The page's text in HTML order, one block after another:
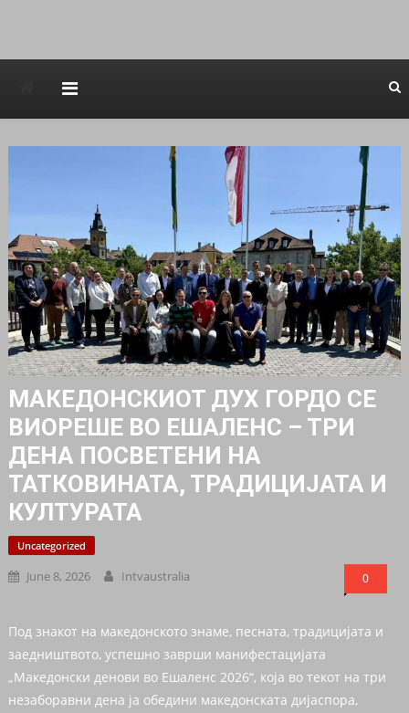
МАКЕДОНСКИОТ ДУХ ГОРДО СЕ
ВИОРЕШЕ ВО ЕШАЛЕНС – ТРИ
ДЕНА ПОСВЕТЕНИ НА
ТАТКОВИНАТА, ТРАДИЦИЈАТА И
КУЛТУРАТА
Uncategorized
June 8, 2026 Intvaustralia 0
Под знакот на македонското знаме, песната, традицијата и
заедништвото, успешно заврши манифестацијата
„Македонски денови во Ешаленс 2026“, која во текот на три
незаборавни дена ја обедини македонската дијаспора,